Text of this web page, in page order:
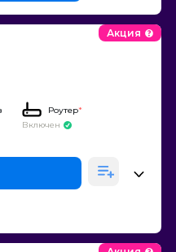
Акция
Роутер*
Включен